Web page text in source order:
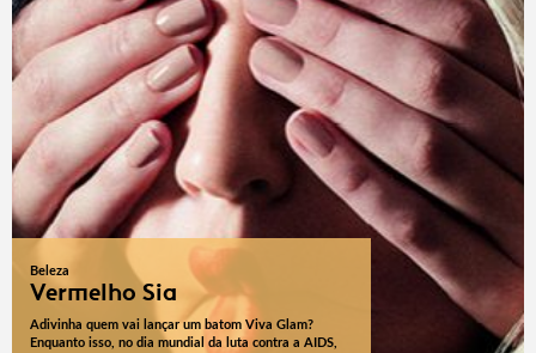
Beleza
Vermelho Sia
Adivinha quem vai lançar um batom Viva Glam?
Enquanto isso, no dia mundial da luta contra a AIDS,